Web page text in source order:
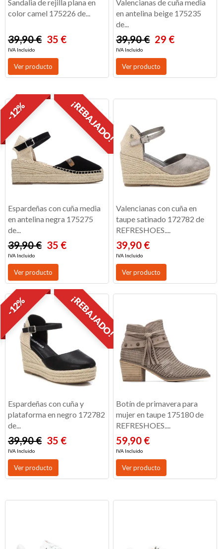
Sandalia de rejilla plana en
color camel 175226 de...
39,90 € 35 €
IVA Incluido
Ver producto
Valencianas de cuña media
en antelina beige 175235
de...
39,90 € 29 €
IVA Incluido
Ver producto
¡REBAJADO!
-12%
Espardeñas con cuña media
en antelina negra 175275
de...
39,90 € 35 €
IVA Incluido
Ver producto
Valencianas con cuña en
taupe satinado 172782 de
REFRESHOES....
39,90 €
IVA Incluido
Ver producto
¡REBAJADO!
-12%
Espardeñas con cuña y
plataforma en negro 172782
de...
39,90 € 35 €
IVA Incluido
Ver producto
Botín de primavera para
mujer en taupe 175180 de
REFRESHOES....
59,90 €
IVA Incluido
Ver producto